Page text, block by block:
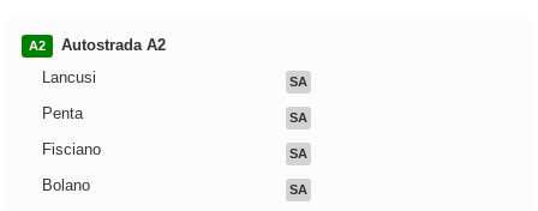
A2
Autostrada A2
Lancusi
SA
Penta SA
Fisciano SA
Bolano SA